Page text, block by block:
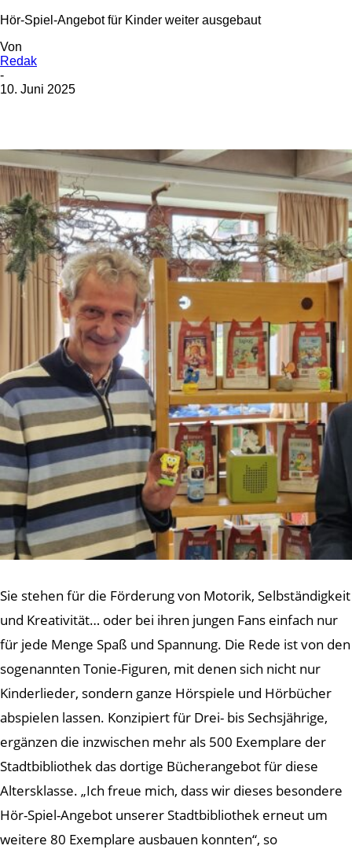
Hör-Spiel-Angebot für Kinder weiter ausgebaut
Von
Redak
-
10. Juni 2025
Sie stehen für die Förderung von Motorik, Selbständigkeit
und Kreativität… oder bei ihren jungen Fans einfach nur
für jede Menge Spaß und Spannung. Die Rede ist von den
sogenannten Tonie-Figuren, mit denen sich nicht nur
Kinderlieder, sondern ganze Hörspiele und Hörbücher
abspielen lassen. Konzipiert für Drei- bis Sechsjährige,
ergänzen die inzwischen mehr als 500 Exemplare der
Stadtbibliothek das dortige Bücherangebot für diese
Altersklasse. „Ich freue mich, dass wir dieses besondere
Hör-Spiel-Angebot unserer Stadtbibliothek erneut um
weitere 80 Exemplare ausbauen konnten“, so